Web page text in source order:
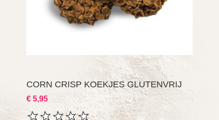
CORN CRISP KOEKJES GLUTENVRIJ
€ 5,95